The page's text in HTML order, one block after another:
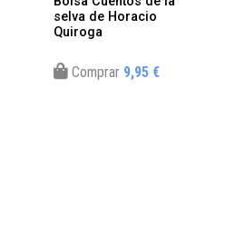
selva de Horacio
Quiroga
Comprar 9,95 €